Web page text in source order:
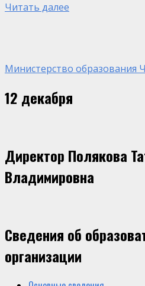
Читать далее
Министерство образования
12 декабря
Директор Полякова
Владимировна
Сведения об
организации